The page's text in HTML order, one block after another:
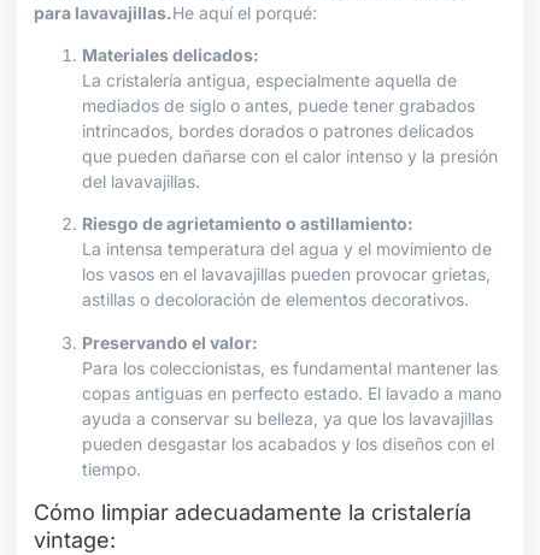
para lavavajillas.He aquí el porqué:
Materiales delicados:
La cristalería antigua, especialmente aquella de
mediados de siglo o antes, puede tener grabados
intrincados, bordes dorados o patrones delicados
que pueden dañarse con el calor intenso y la presión
del lavavajillas.
Riesgo de agrietamiento o astillamiento:
La intensa temperatura del agua y el movimiento de
los vasos en el lavavajillas pueden provocar grietas,
astillas o decoloración de elementos decorativos.
Preservando el valor:
Para los coleccionistas, es fundamental mantener las
copas antiguas en perfecto estado. El lavado a mano
ayuda a conservar su belleza, ya que los lavavajillas
pueden desgastar los acabados y los diseños con el
tiempo.
Cómo limpiar adecuadamente la cristalería
vintage: